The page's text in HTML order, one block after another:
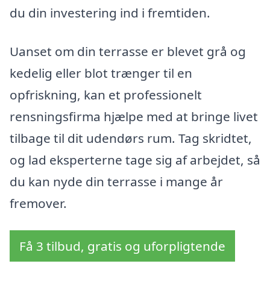
du din investering ind i fremtiden.
Uanset om din terrasse er blevet grå og
kedelig eller blot trænger til en
opfriskning, kan et professionelt
rensningsfirma hjælpe med at bringe livet
tilbage til dit udendørs rum. Tag skridtet,
og lad eksperterne tage sig af arbejdet, så
du kan nyde din terrasse i mange år
fremover.
Få 3 tilbud, gratis og uforpligtende